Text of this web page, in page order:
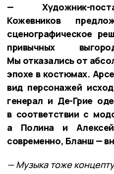
— Художник-
Кожевников
сценографическое
привычных
Мы отказались от
эпохе в костюмах.
вид персонажей
генерал и Де-Грие
в соответствии с
а Полина и
современно, Бланш —
— Музыка тоже